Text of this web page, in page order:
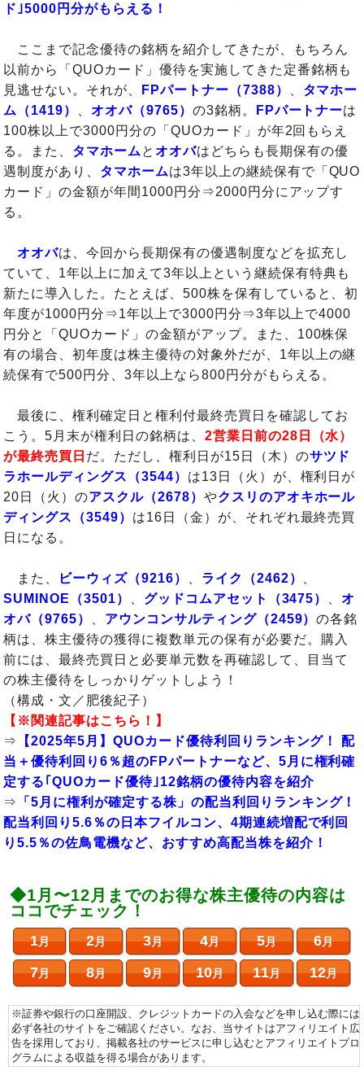
ド｣5000円分がもらえる！
ここまで記念優待の銘柄を紹介してきたが、もちろん
以前から「QUOカード」優待を実施してきた定番銘柄も
見逃せない。それが、
FPパートナー（7388）
タマホー
ム（1419）
、オオバ（9765） の3銘柄。 FPパートナーは
100株以上で3000円分の「QUOカード」が年2回もらえ
る。また、 タマホーム とオオバはどちらも長期保有の優
遇制度があり、 タマホームは3年以上の継続保有で「QUO
カード」の金額が年間1000円分⇒2000円分にアップす
る。
オオバは、今回から長期保有の優遇制度などを拡充し
ていて、1年以上に加えて3年以上という継続保有特典も
新たに導入した。たとえば、500株を保有していると、初
年度が1000円分⇒1年以上で3000円分⇒3年以上で4000
円分と「QUOカード」の金額がアップ。また、100株保
有の場合、初年度は株主優待の対象外だが、1年以上の継
続保有で500円分、3年以上なら800円分がもらえる。
最後に、権利確定日と権利付最終売買日を確認してお
こう。5月末が権利日の銘柄は、 2営業日前の28日（水）
が最終売買日 だ。ただし、権利日が15日（木）のサツド
ラホールディングス（3544） は13日（火）が、権利日が
20日（火）のアスクル（2678） やクスリのアオキホール
ディングス（3549） は16日（金）が、それぞれ最終売買
日になる。
また、 ビーウィズ（9216） ライク（2462）
SUMINOE（3501）
グッドコムアセット（3475） 、オ
オバ（9765）
アウンコンサルティング（2459）の各銘
柄は、株主優待の獲得に複数単元の保有が必要だ。購入
前には、最終売買日と必要単元数を再確認して、目当て
の株主優待をしっかりゲットしよう！
（構成・文／肥後紀子）
【※関連記事はこちら！】
⇒
【2025年5月】QUOカード優待利回りランキング！ 配
当＋優待利回り6％超のFPパートナーなど、5月に権利確
定する｢QUOカード優待｣12銘柄の優待内容を紹介
⇒
「5月に権利が確定する株」の配当利回りランキング！
配当利回り5.6％の日本フイルコン、4期連続増配で利回
り5.5％の佐鳥電機など、おすすめ高配当株を紹介！
◆1月〜12月までのお得な株主優待の内容は
ココでチェック！
1月 2月 3月 4月 5月 6月
7月 8月 9月 10月 11月 12月
※証券や銀行の口座開設、クレジットカードの入会などを申し込む際には
必ず各社のサイトをご確認ください。なお、当サイトはアフィリエイト広
告を採用しており、掲載各社のサービスに申し込むとアフィリエイトプロ
グラムによる収益を得る場合があります。